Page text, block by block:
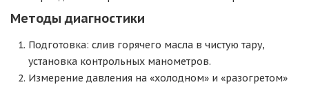
Методы диагностики
Подготовка: слив горячего масла в чистую тару,
установка контрольных манометров.
Измерение давления на «холодном» и «разогретом»